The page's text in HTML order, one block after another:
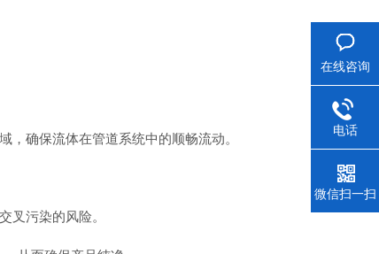
确保流体在管道系统中的顺畅流动。
污染的风险。
在线咨询
电话
微信扫一扫